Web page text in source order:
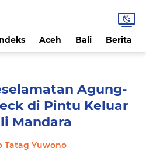
Aceh Bali Berita
Agung-
di Pintu Keluar
Mandara
Tatag Yuwono